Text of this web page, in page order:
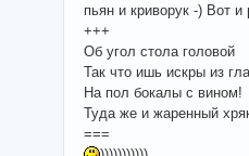
пьян и криворук -) Вот
+++
Об угол стола головой
Так что ишь искры из
На пол бокалы с вином!
Туда же и жаренный
===